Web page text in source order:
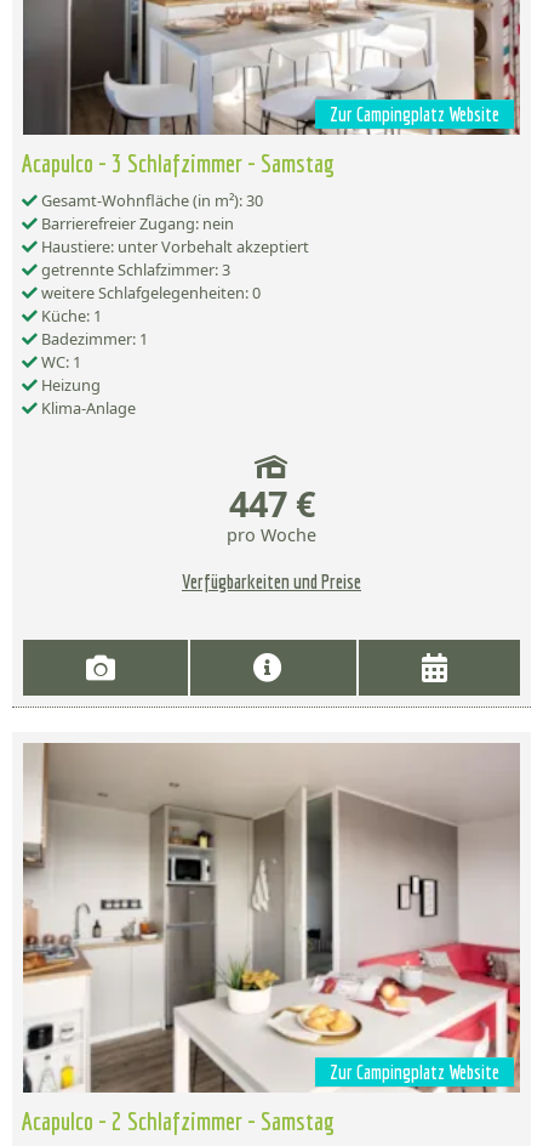
Zur Campingplatz Website
Acapulco - 3 Schlafzimmer - Samstag
Gesamt-Wohnfläche (in m²): 30
Barrierefreier Zugang: nein
Haustiere: unter Vorbehalt akzeptiert
getrennte Schlafzimmer: 3
weitere Schlafgelegenheiten: 0
Küche: 1
Badezimmer: 1
WC: 1
Heizung
Klima-Anlage
447 €
pro Woche
Verfügbarkeiten und Preise
Zur Campingplatz Website
Acapulco - 2 Schlafzimmer - Samstag